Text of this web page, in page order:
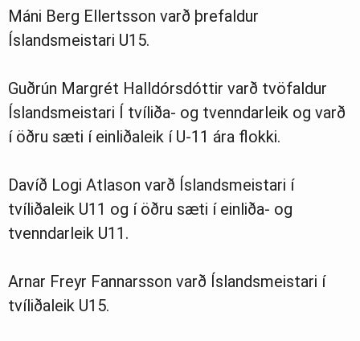
Máni Berg Ellertsson varð þrefaldur
Íslandsmeistari U15.
Guðrún Margrét Halldórsdóttir varð tvöfaldur
Íslandsmeistari Í tvíliða- og tvenndarleik og varð
í öðru sæti í einliðaleik í U-11 ára flokki.
Davíð Logi Atlason varð Íslandsmeistari í
tvíliðaleik U11 og í öðru sæti í einliða- og
tvenndarleik U11.
Arnar Freyr Fannarsson varð Íslandsmeistari í
tvíliðaleik U15.